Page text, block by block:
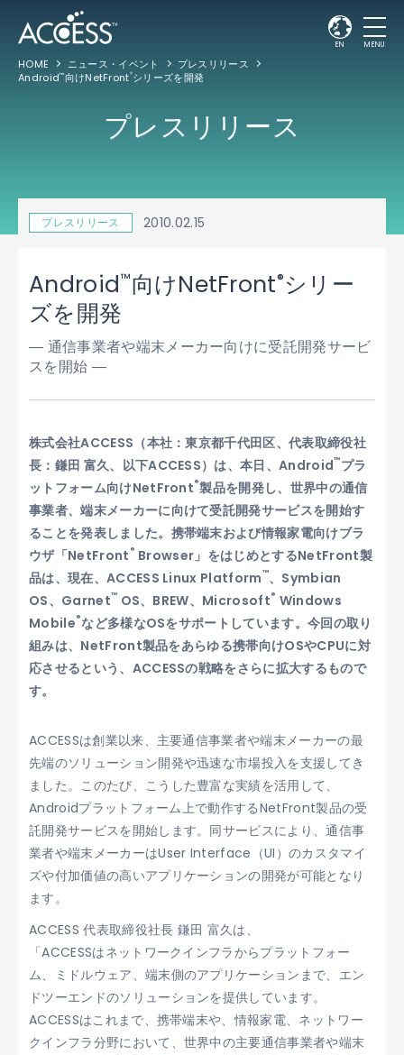
EN MENU
HOME ニュース・イベント
プレスリリース
Android™向けNetFront®シリーズを開発
プレスリリース
プレスリリース 2010.02.15
Android™向けNetFront®シリー
ズを開発
― 通信事業者や端末メーカー向けに受託開発サービ
スを開始 ―
株式会社ACCESS（本社：東京都千代田区、代表取締役社
長：鎌田 富久、以下ACCESS）は、本日、Android™プラ
ットフォーム向けNetFront®製品を開発し、世界中の通信
事業者、端末メーカーに向けて受託開発サービスを開始す
ることを発表しました。携帯端末および情報家電向けブラ
ウザ「NetFront ® Browser」をはじめとするNetFront製
品は、現在、ACCESS Linux Platform™、Symbian
OS、Garnet™ OS、BREW、Microsoft® Windows
Mobile®など多様なOSをサポートしています。今回の取り
組みは、NetFront製品をあらゆる携帯向けOSやCPUに対
応させるという、ACCESSの戦略をさらに拡大するもので
す。
ACCESSは創業以来、主要通信事業者や端末メーカーの最
先端のソリューション開発や迅速な市場投入を支援してき
ました。このたび、こうした豊富な実績を活用して、
Androidプラットフォーム上で動作するNetFront製品の受
託開発サービスを開始します。同サービスにより、通信事
業者や端末メーカーはUser Interface（UI）のカスタマイ
ズや付加価値の高いアプリケーションの開発が可能となり
ます。
ACCESS 代表取締役社長 鎌田 富久は、
「ACCESSはネットワークインフラからプラットフォー
ム、ミドルウェア、端末側のアプリケーションまで、エン
ドツーエンドのソリューションを提供しています。
ACCESSはこれまで、携帯端末や、情報家電、ネットワー
クインフラ分野において、世界中の主要通信事業者や端末